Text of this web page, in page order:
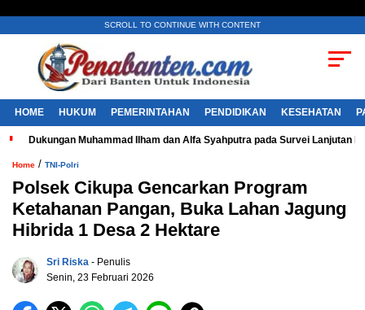
SCROLL TO CONTINUE WITH CONTENT
HOME HUKUM PEMERINTAHAN PENDIDIKAN KESEHATAN
Dukungan Muhammad Ilham dan Alfa Syahputra pada Survei Lanjutan
Home / TNI-Polri
Polsek Cikupa Gencarkan Program
Ketahanan Pangan, Buka Lahan Jagung
Hibrida 1 Desa 2 Hektare
Sri Riska - Penulis
Senin, 23 Februari 2026